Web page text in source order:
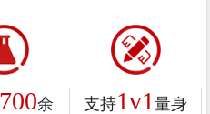
余
支持1v1 量身